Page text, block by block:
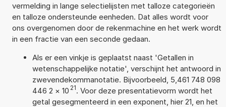
vermelding in lange selectielijsten met talloze categorieën
en talloze ondersteunde eenheden. Dat alles wordt voor
ons overgenomen door de rekenmachine en het werk wordt
in een fractie van een seconde gedaan.
Als er een vinkje is geplaatst naast 'Getallen in
wetenschappelijke notatie', verschijnt het antwoord in
zwevendekommanotatie. Bijvoorbeeld, 5,461 748 098
446 2 × 10 21. Voor deze presentatievorm wordt het
getal gesegmenteerd in een exponent, hier 21, en het